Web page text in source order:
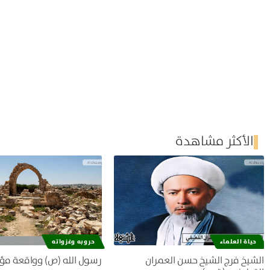
الأكثر مشاهدة
حياة العلماء
الشيخ فرج الشيخ حسن العمران
حروبه وغزواته
رسول الله (ص) وواقعة